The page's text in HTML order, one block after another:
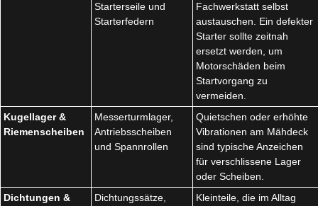
Starterseile und
Starterfedern
Fachwerkstatt selbst
austauschen. Ein defekter
Starter sollte zeitnah
ersetzt werden, um
Motorschäden beim
Startvorgang zu
vermeiden.
Kugellager &
Riemenscheiben
Messerturmlager,
Antriebsscheiben
und Spannrollen
Quietschen oder erhöhte
Vibrationen am Mähdeck
sind typische Anzeichen
für verschlissene Lager
oder Scheiben.
Dichtungen &
Dichtungssätze,
Kleinteile, die im Alltag